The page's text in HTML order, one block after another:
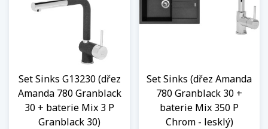
Set Sinks G13230 (dřez
Amanda 780 Granblack
30 + baterie Mix 3 P
Granblack 30)
Set Sinks (dřez Amanda
780 Granblack 30 +
baterie Mix 350 P
Chrom - lesklý)